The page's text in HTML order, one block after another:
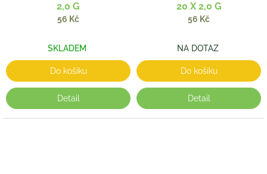
2,0 G
56 Kč
SKLADEM
Do košíku
Detail
20 X 2,0 G
56 Kč
NA DOTAZ
Do košíku
Detail